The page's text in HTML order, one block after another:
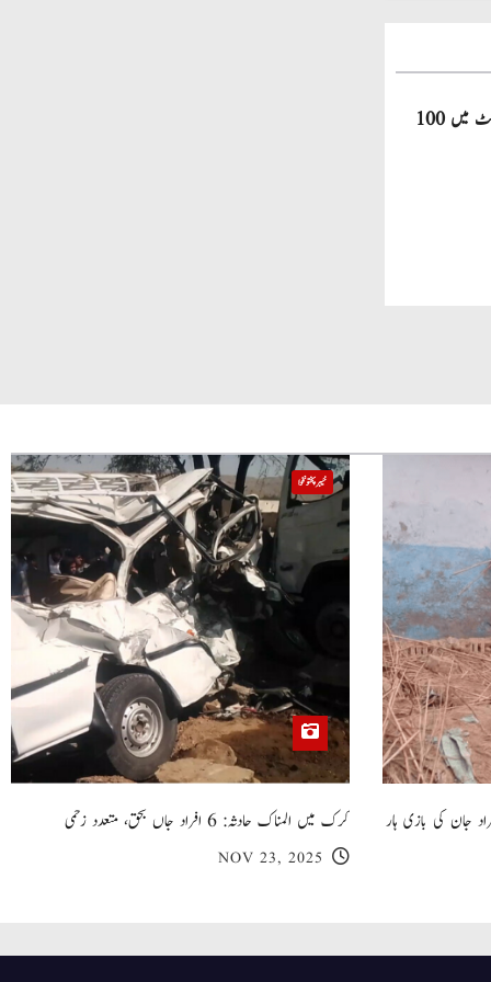
صاحبزادہ فرحان ایک سال میں ٹی ٹوئنٹی کرکٹ میں 100
گھر کی چھت گرنے کا سانحہ: 5 افراد جان کی بازی ہار
خیبر پختونخوا
کرک میں المناک حادثہ: 6 افراد جاں بحق، متعدد زخمی
NOV 23, 2025